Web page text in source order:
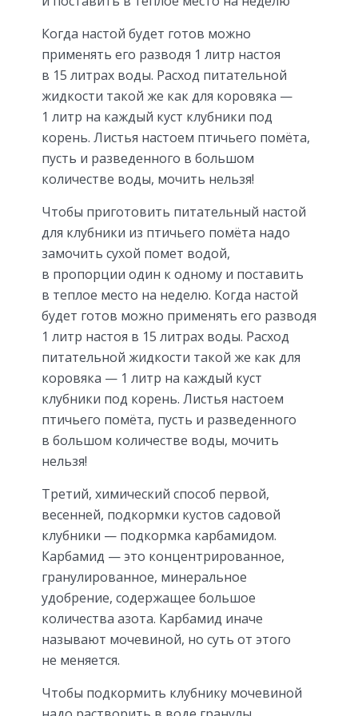
Когда настой будет готов можно
применять его разводя 1 литр настоя
в 15 литрах воды. Расход питательной
жидкости такой же как для коровяка —
1 литр на каждый куст клубники под
корень. Листья настоем птичьего помёта,
пусть и разведенного в большом
количестве воды, мочить нельзя!
Чтобы приготовить питательный настой
для клубники из птичьего помёта надо
замочить сухой помет водой,
в пропорции один к одному и поставить
в теплое место на неделю. Когда настой
будет готов можно применять его разводя
1 литр настоя в 15 литрах воды. Расход
питательной жидкости такой же как для
коровяка — 1 литр на каждый куст
клубники под корень. Листья настоем
птичьего помёта, пусть и разведенного
в большом количестве воды, мочить
нельзя!
Третий, химический способ первой,
весенней, подкормки кустов садовой
клубники — подкормка карбамидом.
Карбамид — это концентрированное,
гранулированное, минеральное
удобрение, содержащее большое
количества азота. Карбамид иначе
называют мочевиной, но суть от этого
не меняется.
Чтобы подкормить клубнику мочевиной